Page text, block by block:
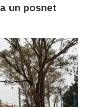
un posnet